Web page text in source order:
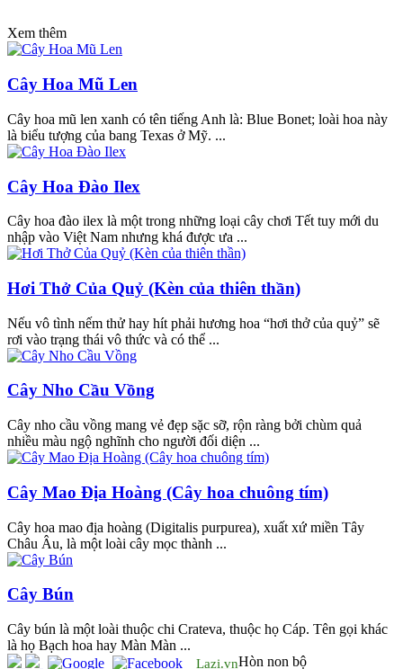
Xem thêm
Cây Hoa Mũ Len
Cây hoa mũ len xanh có tên tiếng Anh là: Blue Bonet; loài hoa này
là biểu tượng của bang Texas ở Mỹ. ...
Cây Hoa Đào Ilex
Cây hoa đào ilex là một trong những loại cây chơi Tết tuy mới du
nhập vào Việt Nam nhưng khá được ưa ...
Hơi Thở Của Quỷ (Kèn của thiên thần)
Nếu vô tình nếm thử hay hít phải hương hoa “hơi thở của quỷ” sẽ
rơi vào trạng thái vô thức và có thể ...
Cây Nho Cầu Vồng
Cây nho cầu vồng mang vẻ đẹp sặc sỡ, rộn ràng bởi chùm quả
nhiều màu ngộ nghĩnh cho người đối diện ...
Cây Mao Địa Hoàng (Cây hoa chuông tím)
Cây hoa mao địa hoàng (Digitalis purpurea), xuất xứ miền Tây
Châu Âu, là một loài cây mọc thành ...
Cây Bún
Cây bún là một loài thuộc chi Crateva, thuộc họ Cáp. Tên gọi khác
là họ Bạch hoa hay Màn Màn ...
Lazi.vnHòn non bộ